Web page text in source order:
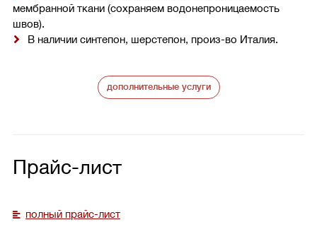
мембранной ткани (сохраняем водонепроницаемость
швов).
В наличии синтепон, шерстепон, произ-во Италия.
дополнительные услуги
Прайс-лист
полный прайс-лист